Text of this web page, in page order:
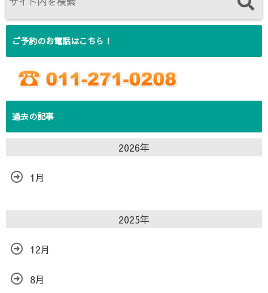
ご予約のお電話はこちら！
過去の記事
2026年
1月
2025年
12月
8月